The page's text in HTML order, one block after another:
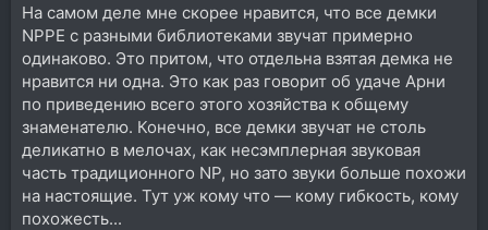
На самом деле мне скорее нравится, что все демки
NPPE с разными библиотеками звучат примерно
одинаково. Это притом, что отдельна взятая демка не
нравится ни одна. Это как раз говорит об удаче Арни
по приведению всего этого хозяйства к общему
знаменателю. Конечно, все демки звучат не столь
деликатно в мелочах, как несэмплерная звуковая
часть традиционного NP, но зато звуки больше похожи
на настоящие. Тут уж кому что — кому гибкость, кому
похожесть...